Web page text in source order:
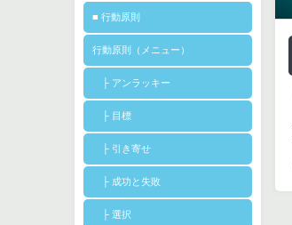
■ 行動原則
行動原則（メニュー）
├ アンラッキー
├ 目標
├ 引き寄せ
├ 成功と失敗
├ 選択